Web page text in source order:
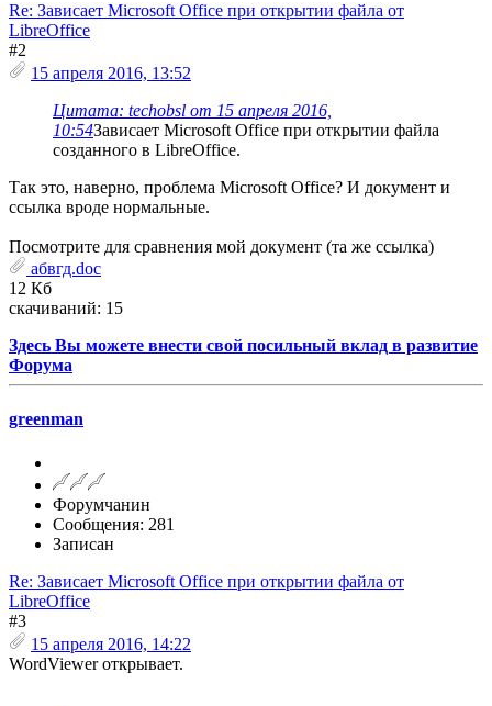
Re: Зависает Microsoft Office при открытии файла от
LibreOffice
#2
15 апреля 2016, 13:52
Цитата: techobsl от 15 апреля 2016,
10:54Зависает Microsoft Office при открытии файла
созданного в LibreOffice.
Так это, наверно, проблема Microsoft Office? И документ и
ссылка вроде нормальные.
Посмотрите для сравнения мой документ (та же ссылка)
абвгд.doc
12 Кб
скачиваний: 15
Здесь Вы можете внести свой посильный вклад в развитие
Форума
greenman
Форумчанин
Сообщения: 281
Записан
Re: Зависает Microsoft Office при открытии файла от
LibreOffice
#3
15 апреля 2016, 14:22
WordViewer открывает.